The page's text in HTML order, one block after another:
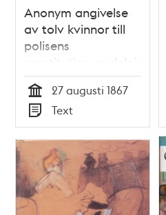
Anonym angivelse
av tolv kvinnor till
polisens
prostitutionsavdelning,
den 27 augusti 1867
Tid
27 augusti 1867
Typ
Text